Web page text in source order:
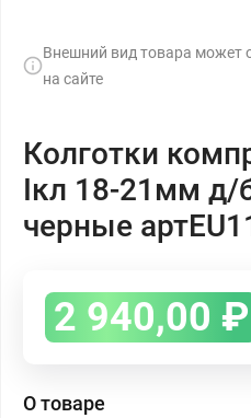
Внешний вид товара может
на сайте
Колготки
Iкл 18-21мм д/
черные
2 940,00 ₽
О товаре